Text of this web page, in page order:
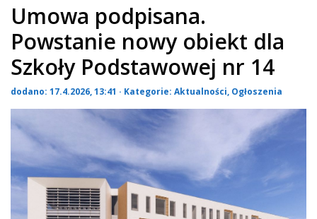
Umowa podpisana.
Powstanie nowy obiekt dla
Szkoły Podstawowej nr 14
dodano: 17.4.2026, 13:41 · Kategorie: Aktualności, Ogłoszenia